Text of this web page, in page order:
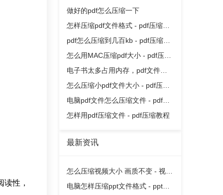
性，
压缩教程
做好的pdf怎么压缩一下
怎样压缩pdf文件格式 - pdf压缩教
程
pdf怎么压缩到几百kb - pdf压缩教
程
怎么用MAC压缩pdf大小 - pdf压缩
教程
电子书太多占用内存，pdf文件大
小如何压缩？
怎么压缩小pdf文件大小 - pdf压缩
教程
电脑pdf文件怎么压缩文件 - pdf压
缩教程
怎样用pdf压缩文件 - pdf压缩教程
最新资讯
怎么压缩视频大小 画质不变 - 视频
压缩教程
电脑怎样压缩ppt文件格式 - ppt压